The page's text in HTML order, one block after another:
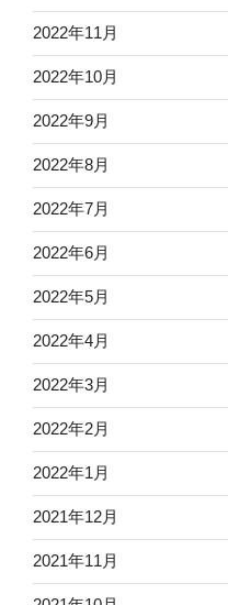
2022年11月
2022年10月
2022年9月
2022年8月
2022年7月
2022年6月
2022年5月
2022年4月
2022年3月
2022年2月
2022年1月
2021年12月
2021年11月